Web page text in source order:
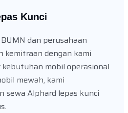
Kunci
dan perusahaan
kemitraan dengan kami
kebutuhan mobil operasional
mewah, kami
sewa Alphard lepas kunci